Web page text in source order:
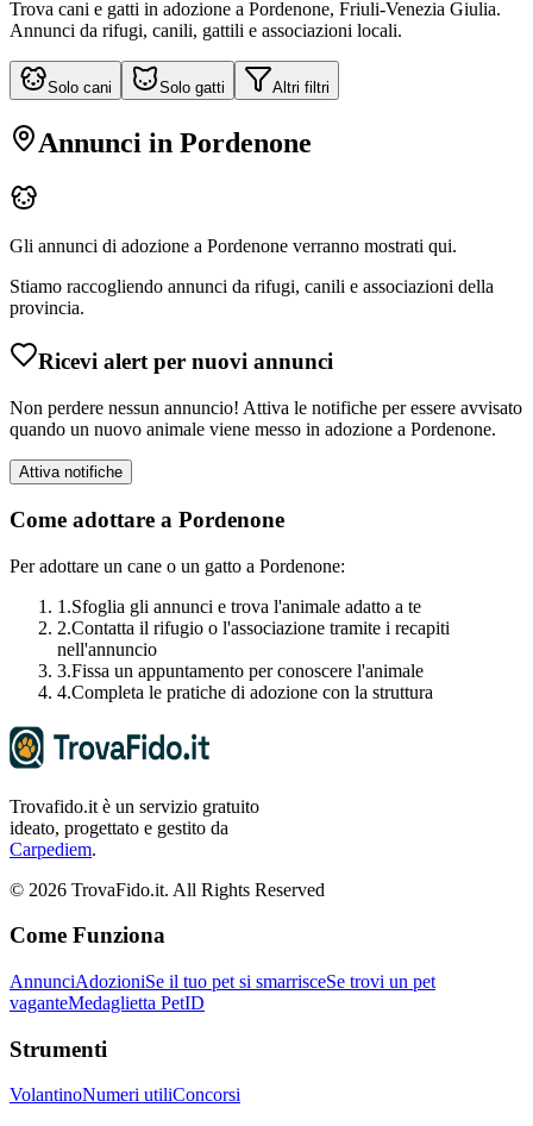
Trova cani e gatti in adozione a Pordenone, Friuli-Venezia Giulia.
Annunci da rifugi, canili, gattili e associazioni locali.
Solo cani Solo gatti Altri filtri
Annunci in Pordenone
Gli annunci di adozione a Pordenone verranno mostrati qui.
Stiamo raccogliendo annunci da rifugi, canili e associazioni della
provincia.
Ricevi alert per nuovi annunci
Non perdere nessun annuncio! Attiva le notifiche per essere avvisato
quando un nuovo animale viene messo in adozione a Pordenone.
Attiva notifiche
Come adottare a Pordenone
Per adottare un cane o un gatto a Pordenone:
1.Sfoglia gli annunci e trova l'animale adatto a te
2.Contatta il rifugio o l'associazione tramite i recapiti
nell'annuncio
3.Fissa un appuntamento per conoscere l'animale
4.Completa le pratiche di adozione con la struttura
Trovafido.it è un servizio gratuito
ideato, progettato e gestito da
Carpediem.
© 2026 TrovaFido.it. All Rights Reserved
Come Funziona
AnnunciAdozioniSe il tuo pet si smarrisceSe trovi un pet
vaganteMedaglietta PetID
Strumenti
VolantinoNumeri utiliConcorsi